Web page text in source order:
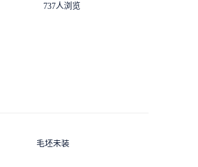
737人浏览
毛坯未装